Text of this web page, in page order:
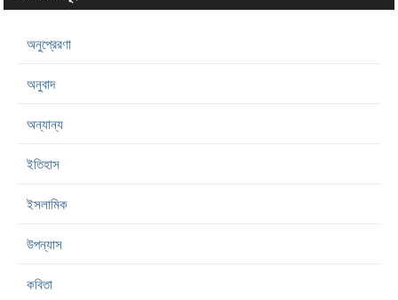
অনুপ্রেরণা
অনুবাদ
অন্যান্য
ইতিহাস
ইসলামিক
উপন্যাস
কবিতা